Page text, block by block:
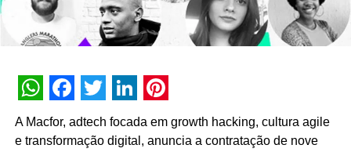
WhatsApp
Facebook
Twitter
LinkedIn
Pinterest
A Macfor, adtech focada em growth hacking, cultura agile
e transformação digital, anuncia a contratação de nove